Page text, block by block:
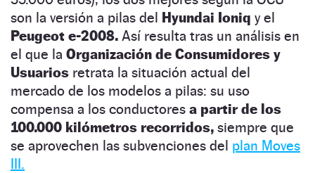
son la versión a pilas del Hyundai Ioniq y el
Peugeot e-2008. Así resulta tras un análisis en
el que la Organización de Consumidores y
Usuarios retrata la situación actual del
mercado de los modelos a pilas: su uso
compensa a los conductores a partir de los
100.000 kilómetros recorridos, siempre que
se aprovechen las subvenciones del plan Moves
III.